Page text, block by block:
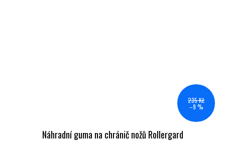
235 Kč
–9 %
Náhradní guma na chránič nožů Rollergard